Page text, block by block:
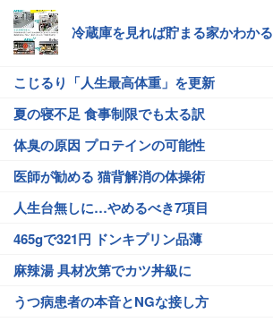
冷蔵庫を見れば貯まる家かわかる
こじるり「人生最高体重」を更新
夏の寝不足 食事制限でも太る訳
体臭の原因 プロテインの可能性
医師が勧める 猫背解消の体操術
人生台無しに…やめるべき7項目
465gで321円 ドンキプリン品薄
麻辣湯 具材次第でカツ丼級に
うつ病患者の本音とNGな接し方